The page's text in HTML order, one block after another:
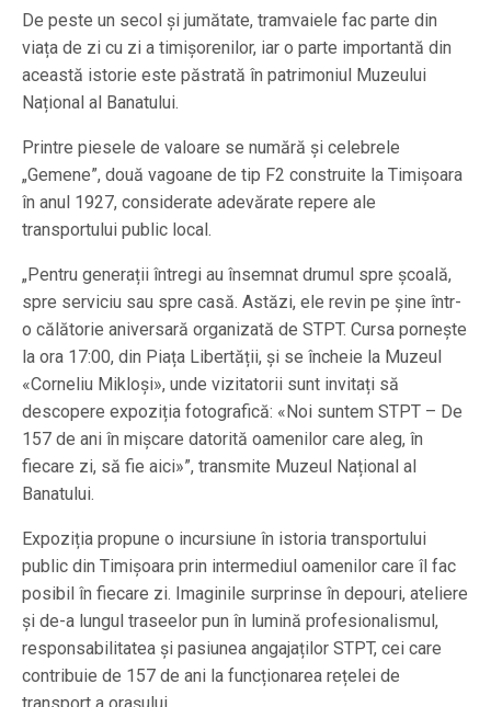
De peste un secol și jumătate, tramvaiele fac parte din
viața de zi cu zi a timișorenilor, iar o parte importantă din
această istorie este păstrată în patrimoniul Muzeului
Național al Banatului.
Printre piesele de valoare se numără și celebrele
„Gemene”, două vagoane de tip F2 construite la Timișoara
în anul 1927, considerate adevărate repere ale
transportului public local.
„Pentru generații întregi au însemnat drumul spre școală,
spre serviciu sau spre casă. Astăzi, ele revin pe șine într-
o călătorie aniversară organizată de STPT. Cursa pornește
la ora 17:00, din Piața Libertății, și se încheie la Muzeul
«Corneliu Mikloși», unde vizitatorii sunt invitați să
descopere expoziția fotografică: «Noi suntem STPT – De
157 de ani în mișcare datorită oamenilor care aleg, în
fiecare zi, să fie aici»”, transmite Muzeul Național al
Banatului.
Expoziția propune o incursiune în istoria transportului
public din Timișoara prin intermediul oamenilor care îl fac
posibil în fiecare zi. Imaginile surprinse în depouri, ateliere
și de-a lungul traseelor pun în lumină profesionalismul,
responsabilitatea și pasiunea angajaților STPT, cei care
contribuie de 157 de ani la funcționarea rețelei de